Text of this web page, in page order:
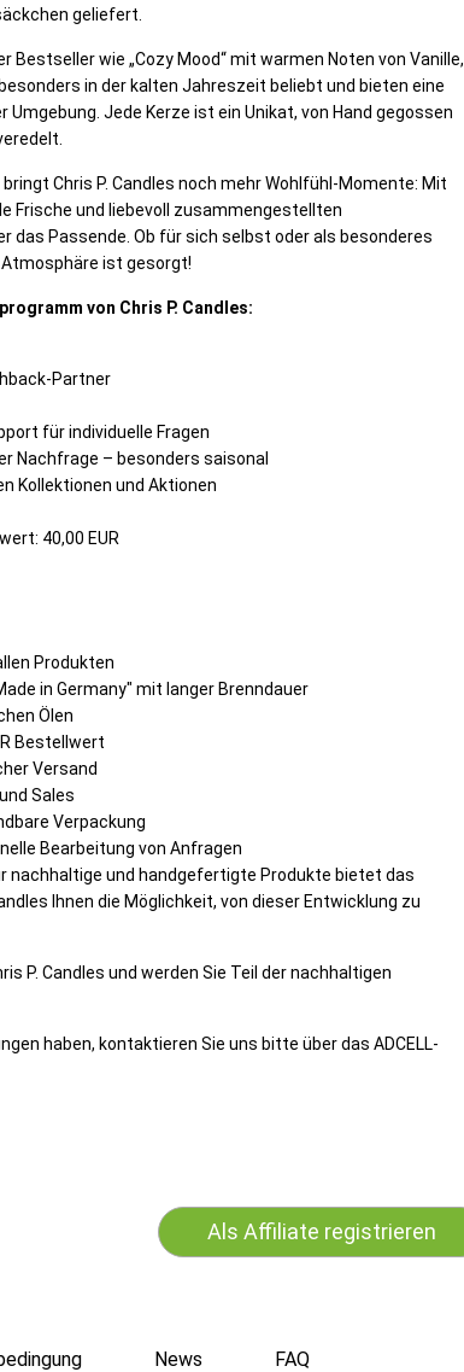
geliefert.
Bestseller wie „Cozy Mood“ mit warmen Noten von Vanille,
in der kalten Jahreszeit beliebt und bieten eine
Jede Kerze ist ein Unikat, von Hand gegossen
Chris P. Candles noch mehr Wohlfühl-Momente: Mit
Frische und liebevoll zusammengestellten
das Passende. Ob für sich selbst oder als besonderes
ist gesorgt!
von Chris P. Candles:
Partner
für individuelle Fragen
Nachfrage – besonders saisonal
Kollektionen und Aktionen
40,00 EUR
Produkten
in Germany" mit langer Brenndauer
Ölen
Bestellwert
Versand
Sales
Verpackung
Bearbeitung von Anfragen
nachhaltige und handgefertigte Produkte bietet das
Ihnen die Möglichkeit, von dieser Entwicklung zu
P. Candles und werden Sie Teil der nachhaltigen
haben, kontaktieren Sie uns bitte über das ADCELL-
Als Affiliate registrieren
News FAQ